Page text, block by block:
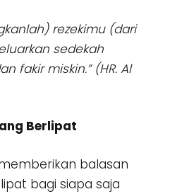
rezekimu (dari
sedekah
fakir miskin.” (HR. Al
Berlipat
balasan
bagi siapa saja